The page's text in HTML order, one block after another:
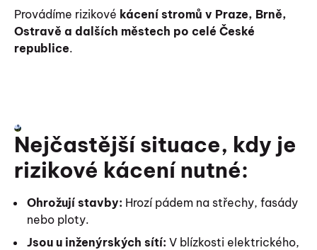
Provádíme rizikové kácení stromů v Praze, Brně,
Ostravě a dalších městech po celé České
republice.
Nejčastější situace, kdy je
rizikové kácení nutné:
Ohrožují stavby: Hrozí pádem na střechy, fasády
nebo ploty.
Jsou u inženýrských sítí: V blízkosti elektrického,